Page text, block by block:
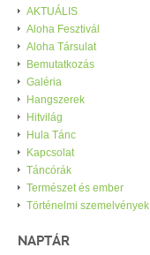
AKTUÁLIS
Aloha Fesztivál
Aloha Társulat
Bemutatkozás
Galéria
Hangszerek
Hitvilág
Hula Tánc
Kapcsolat
Táncórák
Természet és ember
Történelmi szemelvények
NAPTÁR